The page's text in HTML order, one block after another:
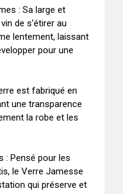
: Sa large et
de s'étirer au
lentement, laissant
pour une
est fabriqué en
une transparence
la robe et les
: Pensé pour les
le Verre Jamesse
qui préserve et